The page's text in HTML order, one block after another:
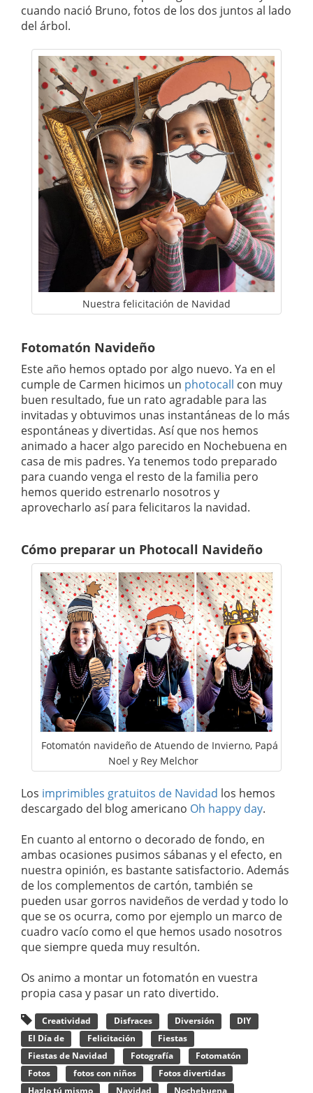
cuando nació Bruno, fotos de los dos juntos al lado
del árbol.
Nuestra felicitación de Navidad
Fotomatón Navideño
Este año hemos optado por algo nuevo. Ya en el
cumple de Carmen hicimos un photocall con muy
buen resultado, fue un rato agradable para las
invitadas y obtuvimos unas instantáneas de lo más
espontáneas y divertidas. Así que nos hemos
animado a hacer algo parecido en Nochebuena en
casa de mis padres. Ya tenemos todo preparado
para cuando venga el resto de la familia pero
hemos querido estrenarlo nosotros y
aprovecharlo así para felicitaros la navidad.
Cómo preparar un Photocall Navideño
Fotomatón navideño de Atuendo de Invierno, Papá
Noel y Rey Melchor
Los imprimibles gratuitos de Navidad los hemos
descargado del blog americano Oh happy day.
En cuanto al entorno o decorado de fondo, en
ambas ocasiones pusimos sábanas y el efecto, en
nuestra opinión, es bastante satisfactorio. Además
de los complementos de cartón, también se
pueden usar gorros navideños de verdad y todo lo
que se os ocurra, como por ejemplo un marco de
cuadro vacío como el que hemos usado nosotros
que siempre queda muy resultón.
Os animo a montar un fotomatón en vuestra
propia casa y pasar un rato divertido.
Creatividad Disfraces Diversión
DIY
El Día de
Felicitación
Fiestas
Fiestas de Navidad
Fotografía
Fotomatón
Fotos
fotos con niños
Fotos divertidas